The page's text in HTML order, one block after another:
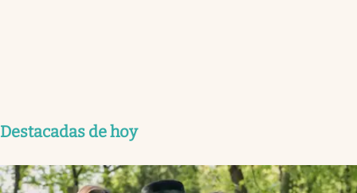
Destacadas de hoy